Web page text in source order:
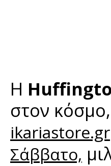
Η
στον
ikariastore.gr
Σάββατο,